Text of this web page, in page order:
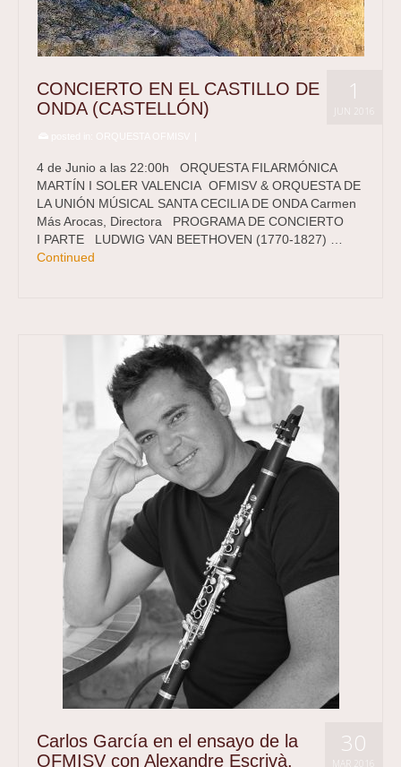
1
JUN 2016
CONCIERTO EN EL CASTILLO DE
ONDA (CASTELLÓN)
4 de Junio a las 22:00h ORQUESTA FILARMÓNICA
MARTÍN I SOLER VALENCIA OFMISV & ORQUESTA DE
LA UNIÓN MÚSICAL SANTA CECILIA DE ONDA Carmen
Más Arocas, Directora PROGRAMA DE CONCIERTO
I PARTE LUDWIG VAN BEETHOVEN (1770-1827) …
Continued
30
MAR 2016
Carlos García en el ensayo de la
OFMISV con Alexandre Escrivà.